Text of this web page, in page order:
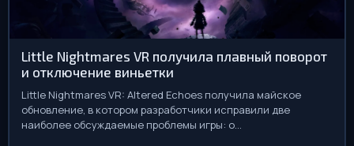
Little Nightmares VR получила плавный поворот
и отключение виньетки
Little Nightmares VR: Altered Echoes получила майское
обновление, в котором разработчики исправили две
наиболее обсуждаемые проблемы игры: о...